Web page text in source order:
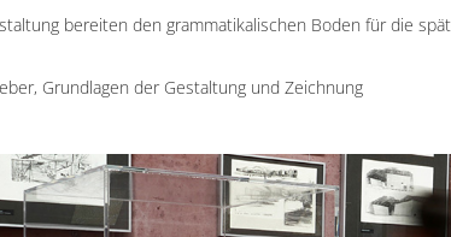
bereiten den grammatikalischen Boden für die
Grundlagen der Gestaltung und Zeichnung